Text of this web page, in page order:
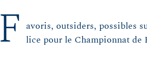
F
avoris, outsiders, possibles
lice pour le Championnat de